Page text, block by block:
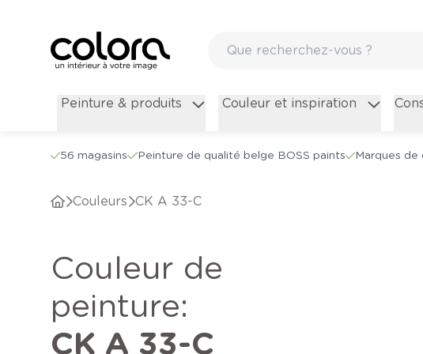
Peinture & produits Couleur et inspiration
56 magasins Peinture de qualité belge BOSS paints Marques de
Couleurs CK A 33-C
Couleur de
peinture:
CK A 33-C